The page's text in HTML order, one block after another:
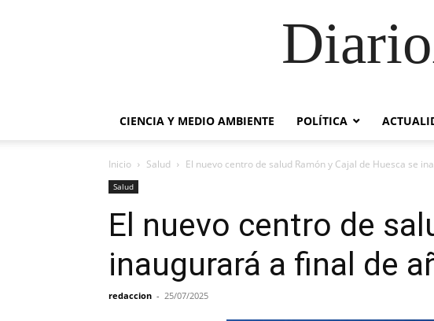
CIENCIA Y MEDIO AMBIENTE POLÍTICA
Inicio Salud El nuevo centro de salud Ramón y Cajal de Huesca se
Salud
El nuevo centro de
inaugurará a final de
redaccion - 25/07/2025